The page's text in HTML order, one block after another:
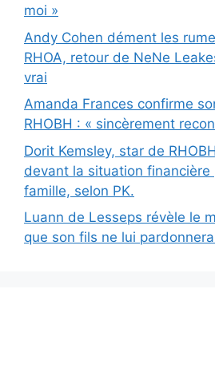
moi »
Andy Cohen dément les
RHOA, retour de NeNe
vrai
Amanda Frances confirme
RHOBH : « sincèrement
Dorit Kemsley, star de
devant la situation financière
famille, selon PK.
Luann de Lesseps révèle le
que son fils ne lui